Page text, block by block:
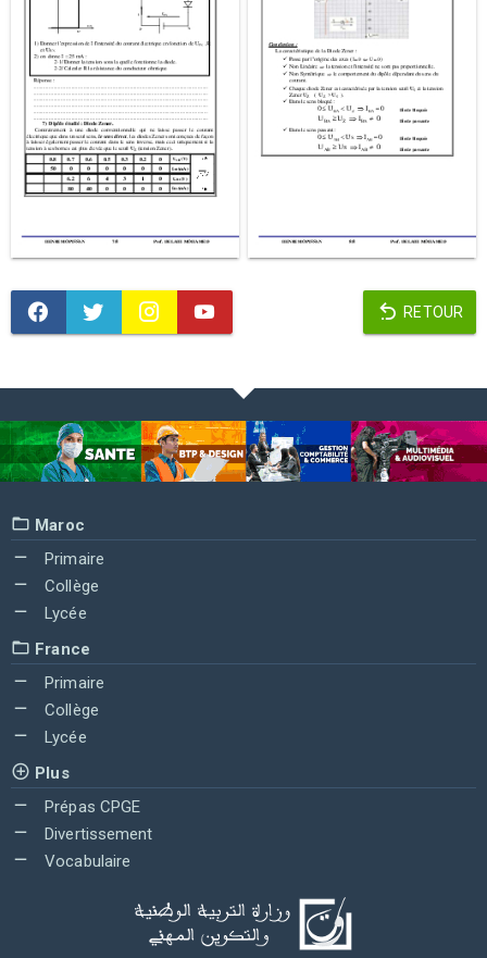
RETOUR
Maroc
Primaire
Collège
Lycée
France
Primaire
Collège
Lycée
Plus
Prépas CPGE
Divertissement
Vocabulaire